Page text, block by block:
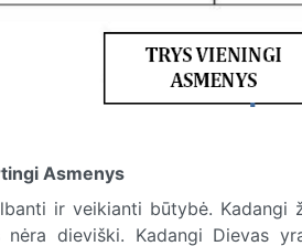
Asmenys
ir veikianti būtybė.
dieviški. Kadangi Dievas